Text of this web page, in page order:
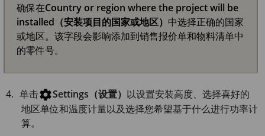
确保在Country or region where the project will be
installed（安装项目的国家或地区） 中选择正确的国家
或地区。该字段会影响添加到销售报价单和物料清单中
的零件号。
单击 Settings（设置） 以设置安装高度、选择喜好的
地区单位和温度计量以及选择您希望基于什么进行功率计
算。